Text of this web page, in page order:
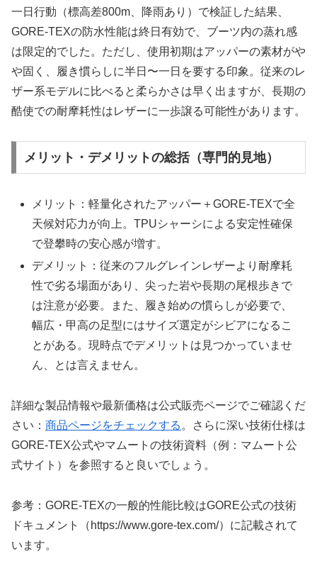
一日行動（標高差800m、降雨あり）で検証した結果、
GORE‑TEXの防水性能は終日有効で、ブーツ内の蒸れ感
は限定的でした。ただし、使用初期はアッパーの素材がや
や固く、履き慣らしに半日〜一日を要する印象。従来のレ
ザー系モデルに比べると柔らかさは早く出ますが、長期の
酷使での耐摩耗性はレザーに一歩譲る可能性があります。
メリット・デメリットの総括（専門的見地）
メリット：軽量化されたアッパー＋GORE‑TEXで全
天候対応力が向上。TPUシャーシによる安定性確保
で登攀時の安心感が増す。
デメリット：従来のフルグレインレザーより耐摩耗
性で劣る場面があり、尖った岩や長期の尾根歩きで
は注意が必要。また、履き始めの慣らしが必要で、
幅広・甲高の足型にはサイズ選定がシビアになるこ
とがある。現時点でデメリットは見つかっていませ
ん、とは言えません。
詳細な製品情報や最新価格は公式販売ページでご確認くだ
さい： 商品ページをチェックする 。さらに深い技術仕様は
GORE‑TEX公式やマムートの技術資料（例：マムート公
式サイト）を参照すると良いでしょう。
参考：GORE‑TEXの一般的性能比較はGORE公式の技術
ドキュメント（https://www.gore-tex.com/）に記載されて
います。